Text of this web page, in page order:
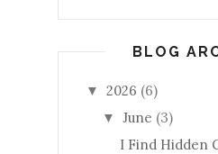
BLOG
▼ 2026 (6)
▼ June (3)
I Find Hidden